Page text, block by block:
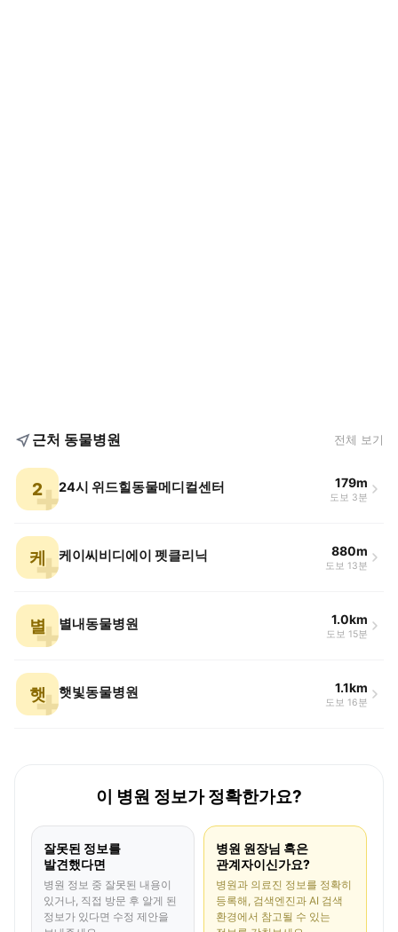
근처 동물병원 전체 보기
2 24시 위드힐동물메디컬센터 179m
도보 3분
케 케이씨비디에이 펫클리닉 880m
도보 13분
별 별내동물병원 1.0km
도보 15분
햇 햇빛동물병원 1.1km
도보 16분
이 병원 정보가 정확한가요?
잘못된 정보를
발견했다면
병원 정보 중 잘못된 내용이
있거나, 직접 방문 후 알게 된
정보가 있다면 수정 제안을
병원 원장님 혹은
관계자이신가요?
병원과 의료진 정보를 정확히
등록해, 검색엔진과 AI 검색
환경에서 참고될 수 있는